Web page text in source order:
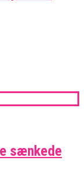
sænkede